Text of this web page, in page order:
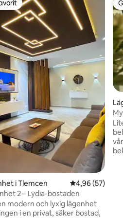
betyg, 32 omdömen
i Tlemcen 4,96 av 5 i
4,96 (57)
2 – Lydia-bostaden
modern och lyxig lägenhet
i en privat, säker bostad,